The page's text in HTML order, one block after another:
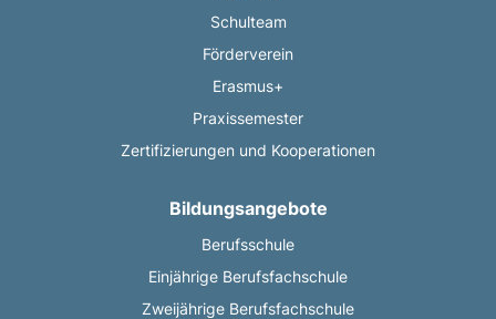
Schulteam
Förderverein
Erasmus+
Praxissemester
Zertifizierungen und Kooperationen
Bildungsangebote
Berufsschule
Einjährige Berufsfachschule
Zweijährige Berufsfachschule